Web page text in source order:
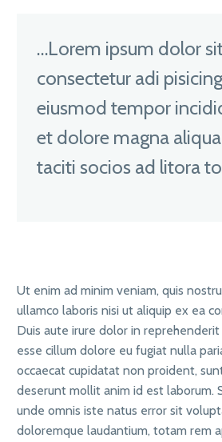
…Lorem ipsum dolor
consectetur adi
eiusmod tempor
et dolore magna
taciti socios ad litora
Ut enim ad minim veniam, quis
ullamco laboris nisi ut aliquip ex ea
Duis aute irure dolor in
esse cillum dolore eu fugiat nulla
occaecat cupidatat non proident,
deserunt mollit anim id est laborum.
unde omnis iste natus error sit
doloremque laudantium, totam rem